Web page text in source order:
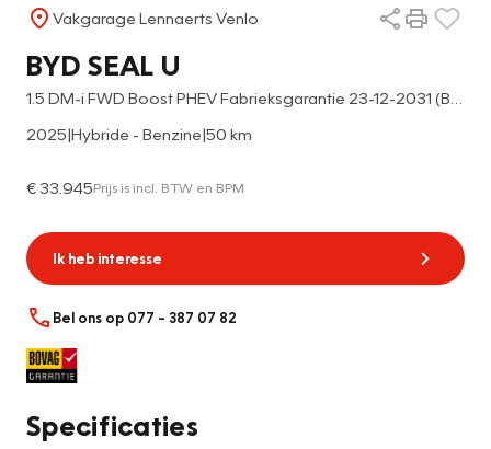
Vakgarage Lennaerts Venlo
BYD SEAL U
2025|Hybride - Benzine|50 km
€ 33.945Prijs is incl. BTW en BPM
Ik heb interesse
Bel ons op 077 – 387 07 82
Specificaties